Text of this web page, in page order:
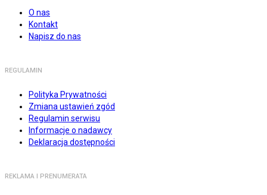
O nas
Kontakt
Napisz do nas
REGULAMIN
Polityka Prywatności
Zmiana ustawień zgód
Regulamin serwisu
Informacje o nadawcy
Deklaracja dostępności
REKLAMA I PRENUMERATA